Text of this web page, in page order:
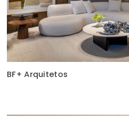
BF+ Arquitetos